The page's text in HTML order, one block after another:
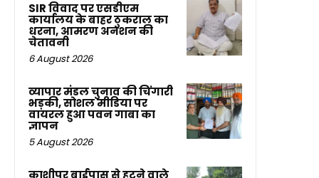
SIR विवाद पर एसडीएम
कार्यालय के बाहर ठुकराल का
धरना, आमरण अनशन की
चेतावनी
6 August 2026
व्यापार मंडल चुनाव की चिंगारी
भड़की, सोशल मीडिया पर
वायरल हुआ पवन गाबा का
ज्ञापन
5 August 2026
काशीपुर बाईपास से हटने वाले